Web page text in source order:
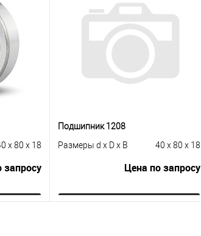
заказ
Купить в 1 клик
В избранное
x 80 x 18
запросу
Подшипник 1208
Размеры d x D x B
40 x 80 x 18
Цена по запросу